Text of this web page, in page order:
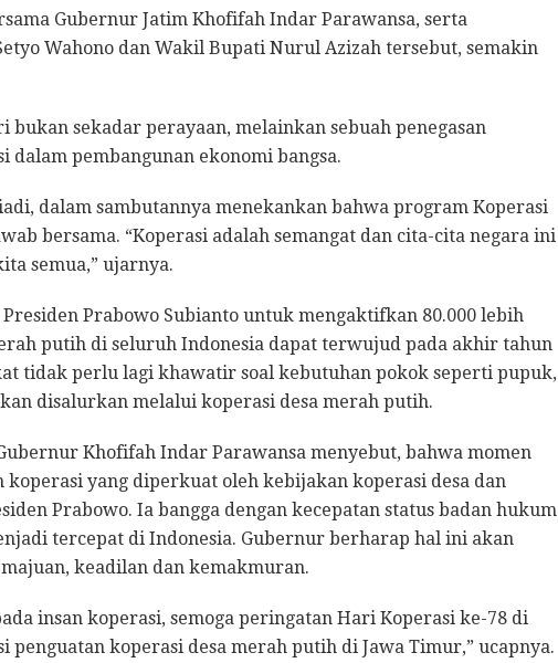
Gubernur Jatim Khofifah Indar Parawansa, serta
Wahono dan Wakil Bupati Nurul Azizah tersebut, semakin
sekadar perayaan, melainkan sebuah penegasan
pembangunan ekonomi bangsa.
dalam sambutannya menekankan bahwa program Koperasi
bersama. “Koperasi adalah semangat dan cita-cita negara ini
semua,” ujarnya.
Prabowo Subianto untuk mengaktifkan 80.000 lebih
putih di seluruh Indonesia dapat terwujud pada akhir tahun
tidak perlu lagi khawatir soal kebutuhan pokok seperti pupuk,
disalurkan melalui koperasi desa merah putih.
Khofifah Indar Parawansa menyebut, bahwa momen
koperasi yang diperkuat oleh kebijakan koperasi desa dan
Prabowo. Ia bangga dengan kecepatan status badan hukum
tercepat di Indonesia. Gubernur berharap hal ini akan
keadilan dan kemakmuran.
insan koperasi, semoga peringatan Hari Koperasi ke-78 di
koperasi desa merah putih di Jawa Timur,” ucapnya.